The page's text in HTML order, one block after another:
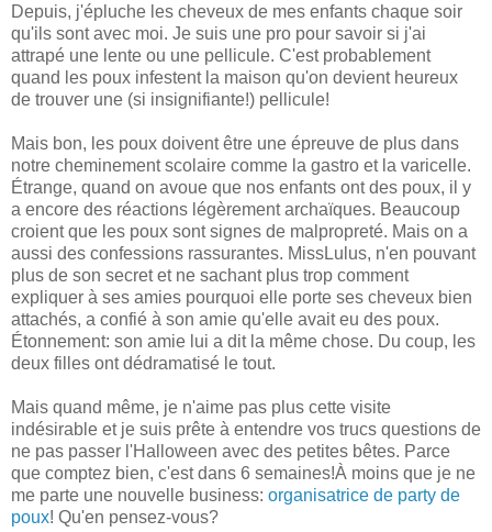
Depuis, j'épluche les cheveux de mes enfants chaque soir
qu'ils sont avec moi. Je suis une pro pour savoir si j'ai
attrapé une lente ou une pellicule. C'est probablement
quand les poux infestent la maison qu'on devient heureux
de trouver une (si insignifiante!) pellicule!
Mais bon, les poux doivent être une épreuve de plus dans
notre cheminement scolaire comme la gastro et la varicelle.
Étrange, quand on avoue que nos enfants ont des poux, il y
a encore des réactions légèrement archaïques. Beaucoup
croient que les poux sont signes de malpropreté. Mais on a
aussi des confessions rassurantes. MissLulus, n'en pouvant
plus de son secret et ne sachant plus trop comment
expliquer à ses amies pourquoi elle porte ses cheveux bien
attachés, a confié à son amie qu'elle avait eu des poux.
Étonnement: son amie lui a dit la même chose. Du coup, les
deux filles ont dédramatisé le tout.
Mais quand même, je n'aime pas plus cette visite
indésirable et je suis prête à entendre vos trucs questions de
ne pas passer l'Halloween avec des petites bêtes. Parce
que comptez bien, c'est dans 6 semaines!À moins que je ne
me parte une nouvelle business: organisatrice de party de
poux! Qu'en pensez-vous?